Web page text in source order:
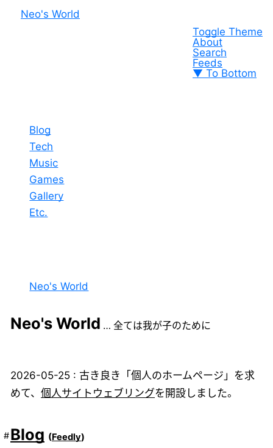
Neo's World
Toggle Theme
About
Search
Feeds
▼ To Bottom
Blog
Tech
Music
Games
Gallery
Etc.
Neo's World
Neo's World
2026-05-25 : 古き良き「個人のホームページ」を求
めて、 個人サイトウェブリングを開設しました。
Blog (Feedly)